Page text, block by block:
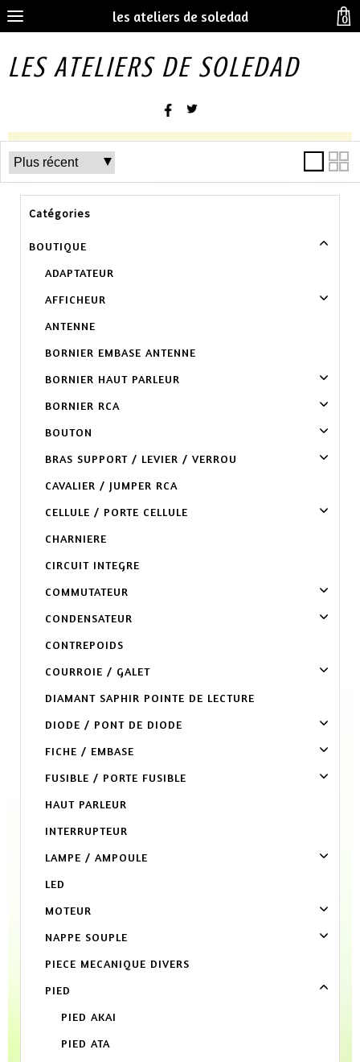
les ateliers de soledad
LES ATELIERS DE SOLEDAD
Catégories
BOUTIQUE
ADAPTATEUR
AFFICHEUR
ANTENNE
BORNIER EMBASE ANTENNE
BORNIER HAUT PARLEUR
BORNIER RCA
BOUTON
BRAS SUPPORT / LEVIER / VERROU
CAVALIER / JUMPER RCA
CELLULE / PORTE CELLULE
CHARNIERE
CIRCUIT INTEGRE
COMMUTATEUR
CONDENSATEUR
CONTREPOIDS
COURROIE / GALET
DIAMANT SAPHIR POINTE DE LECTURE
DIODE / PONT DE DIODE
FICHE / EMBASE
FUSIBLE / PORTE FUSIBLE
HAUT PARLEUR
INTERRUPTEUR
LAMPE / AMPOULE
LED
MOTEUR
NAPPE SOUPLE
PIECE MECANIQUE DIVERS
PIED
PIED AKAI
PIED ATA
0